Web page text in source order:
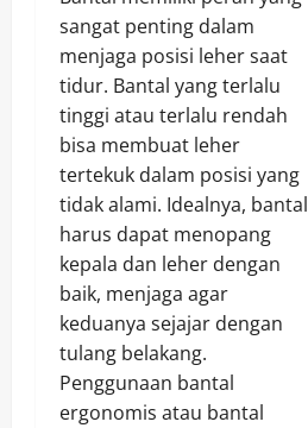
sangat penting dalam
menjaga posisi leher saat
tidur. Bantal yang terlalu
tinggi atau terlalu rendah
bisa membuat leher
tertekuk dalam posisi yang
tidak alami. Idealnya, bantal
harus dapat menopang
kepala dan leher dengan
baik, menjaga agar
keduanya sejajar dengan
tulang belakang.
Penggunaan bantal
ergonomis atau bantal